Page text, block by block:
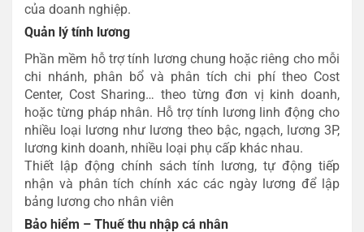
của doanh nghiệp.
Quản lý tính lương
Phần mềm hỗ trợ tính lương chung hoặc riêng cho mỗi
chi nhánh, phân bổ và phân tích chi phí theo Cost
Center, Cost Sharing… theo từng đơn vị kinh doanh,
hoặc từng pháp nhân. Hỗ trợ tính lương linh động cho
nhiều loại lương như lương theo bậc, ngạch, lương 3P,
lương kinh doanh, nhiều loại phụ cấp khác nhau.
Thiết lập động chính sách tính lương, tự động tiếp
nhận và phân tích chính xác các ngày lương để lập
bảng lương cho nhân viên
Bảo hiểm – Thuế thu nhập cá nhân